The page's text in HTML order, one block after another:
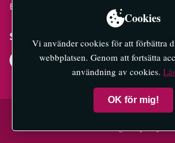
E-tidningar
Socialt
© 2026 Mälaröarnas Nyheter — All
Cookies
Vi använder cookies för att förbättra
webbplatsen. Genom att fortsätta
användning av cookies.
OK för mig!